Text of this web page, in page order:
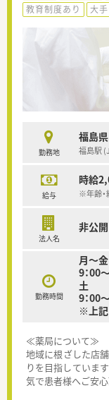
教育制度あり
大
勤務地
福島
福島駅
給与
時給
※年齢・
法人名
非公開
勤務時間
月～金
9：00
土
9：00
※上記
≪薬局について≫
地域に根ざした店
りを目指していま
気で患者様へご安